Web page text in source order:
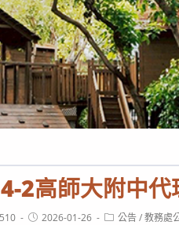
NATIONAL KAOHSIUNG
2高師大附中
Post2026-01-26
Post公告 / 教務處